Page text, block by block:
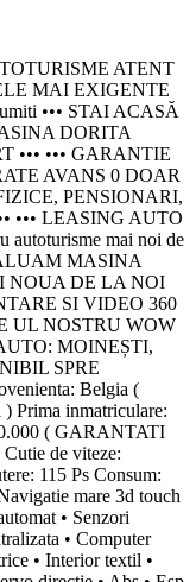
ATENT
MAI EXIGENTE
••• STAI ACASĂ
DORITA
••• ••• GARANTIE
AVANS 0 DOAR
PENSIONARI,
••• LEASING AUTO
mai noi de
MASINA
NOUA DE LA NOI
SI VIDEO 360
UL NOSTRU WOW
MOINEȘTI,
SPRE
Belgia (
Prima inmatriculare:
( GARANTATI
de viteze:
115 Ps Consum:
mare 3d touch
• Senzori
• Computer
• Interior textil •